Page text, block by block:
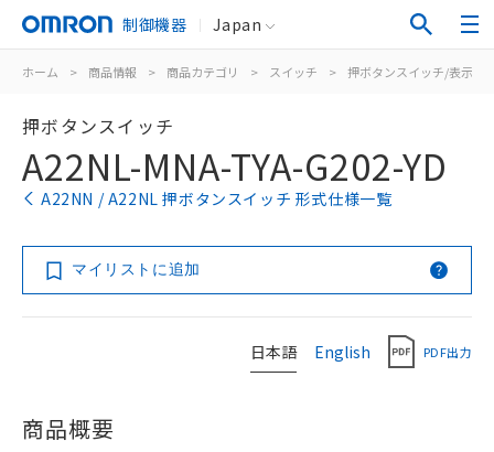
制御機器 Japan
ホーム > 商品情報 > 商品カテゴリ > スイッチ > 押ボタンスイッチ/表示灯
押ボタンスイッチ
A22NL-MNA-TYA-G202-YD
A22NN / A22NL 押ボタンスイッチ 形式仕様一覧
マイリストに追加
日本語 English PDF出力
商品概要